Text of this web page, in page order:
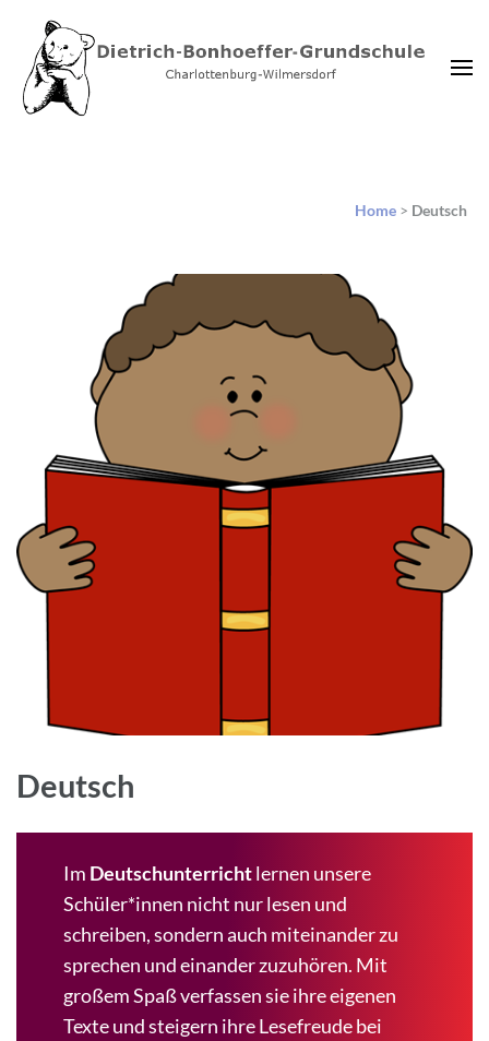
Home > Deutsch
Deutsch
Im Deutschunterrichtlernen unsere
Schüler*innen nicht nur lesen und
schreiben, sondern auch miteinander zu
sprechen und einander zuzuhören. Mit
großem Spaß verfassen sie ihre eigenen
Texte und steigern ihre Lesefreude bei